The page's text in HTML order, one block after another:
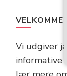
Vi udgiver
informative